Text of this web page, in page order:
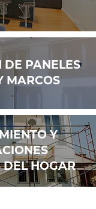
DE PANELES
MARCOS
Y
DEL HOGAR